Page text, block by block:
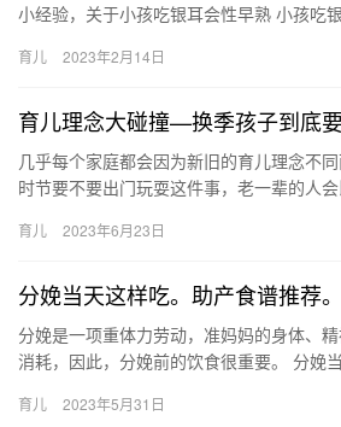
小经验，关于小孩吃银耳会性早熟 小孩吃
孩…
育儿 2023年2月14日
育儿理念大碰撞—换季孩子到底要
几乎每个家庭都会因为新旧的育儿理念不
时节要不要出门玩耍这件事，老一辈的人
育…
育儿 2023年6月23日
分娩当天这样吃。助产食谱推荐。
分娩是一项重体力劳动，准妈妈的身体、
消耗，因此，分娩前的饮食很重要。 分娩
育儿 2023年5月31日